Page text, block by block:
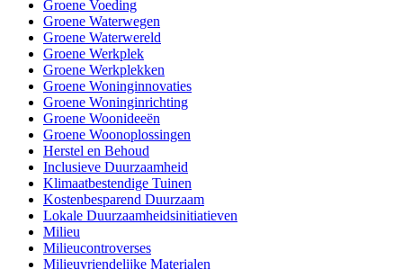
Groene Voeding
Groene Waterwegen
Groene Waterwereld
Groene Werkplek
Groene Werkplekken
Groene Woninginnovaties
Groene Woninginrichting
Groene Woonideeën
Groene Woonoplossingen
Herstel en Behoud
Inclusieve Duurzaamheid
Klimaatbestendige Tuinen
Kostenbesparend Duurzaam
Lokale Duurzaamheidsinitiatieven
Milieu
Milieucontroverses
Milieuvriendelijke Materialen